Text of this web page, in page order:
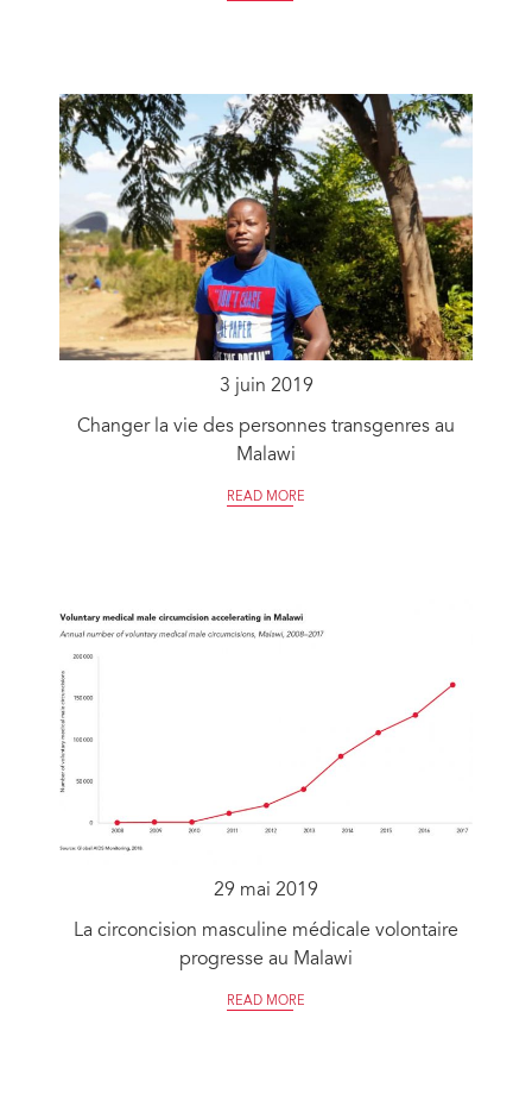
3 juin 2019
Changer la vie des personnes transgenres au
Malawi
READ MORE
29 mai 2019
La circoncision masculine médicale volontaire
progresse au Malawi
READ MORE